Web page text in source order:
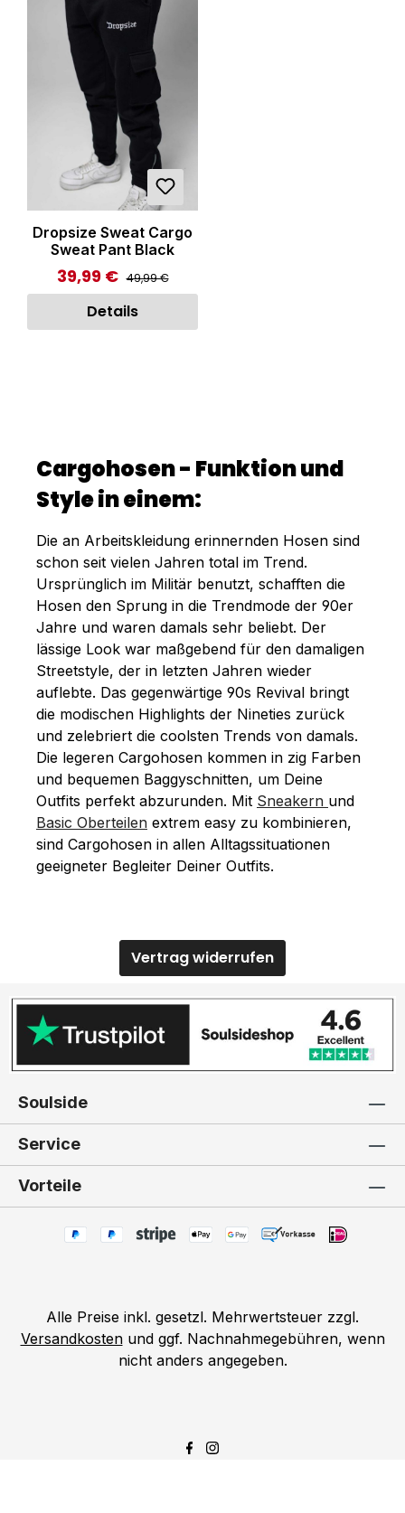
Dropsize Sweat Cargo
Sweat Pant Black
Verkaufspreis:
39,99 € Regulärer Preis:
49,99 €
Details
Cargohosen - Funktion und
Style in einem:
Die an Arbeitskleidung erinnernden Hosen sind
schon seit vielen Jahren total im Trend.
Ursprünglich im Militär benutzt, schafften die
Hosen den Sprung in die Trendmode der 90er
Jahre und waren damals sehr beliebt. Der
lässige Look war maßgebend für den damaligen
Streetstyle, der in letzten Jahren wieder
auflebte. Das gegenwärtige 90s Revival bringt
die modischen Highlights der Nineties zurück
und zelebriert die coolsten Trends von damals.
Die legeren Cargohosen kommen in zig Farben
und bequemen Baggyschnitten, um Deine
Outfits perfekt abzurunden. Mit Sneakern und
Basic Oberteilen extrem easy zu kombinieren,
sind Cargohosen in allen Alltagssituationen
geeigneter Begleiter Deiner Outfits.
Vertrag widerrufen
Soulside
Service
Vorteile
Alle Preise inkl. gesetzl. Mehrwertsteuer zzgl.
Versandkostenund ggf. Nachnahmegebühren, wenn
nicht anders angegeben.